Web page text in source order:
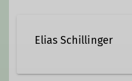
Elias Schillinger